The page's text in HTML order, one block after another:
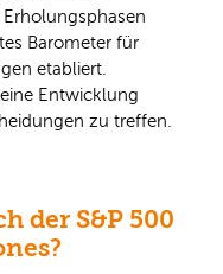
Barometer für
etabliert.
Entwicklung
zu treffen.
der S&P 500